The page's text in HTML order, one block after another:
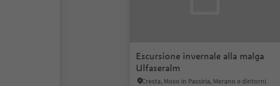
Escursione invernale alla malga
Ulfaseralm
Cresta, Moso in Passiria, Merano e dintorni